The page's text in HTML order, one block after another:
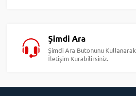
Şimdi Ara
Şimdi Ara Butonunu Kullanarak
İletişim Kurabilirsiniz.